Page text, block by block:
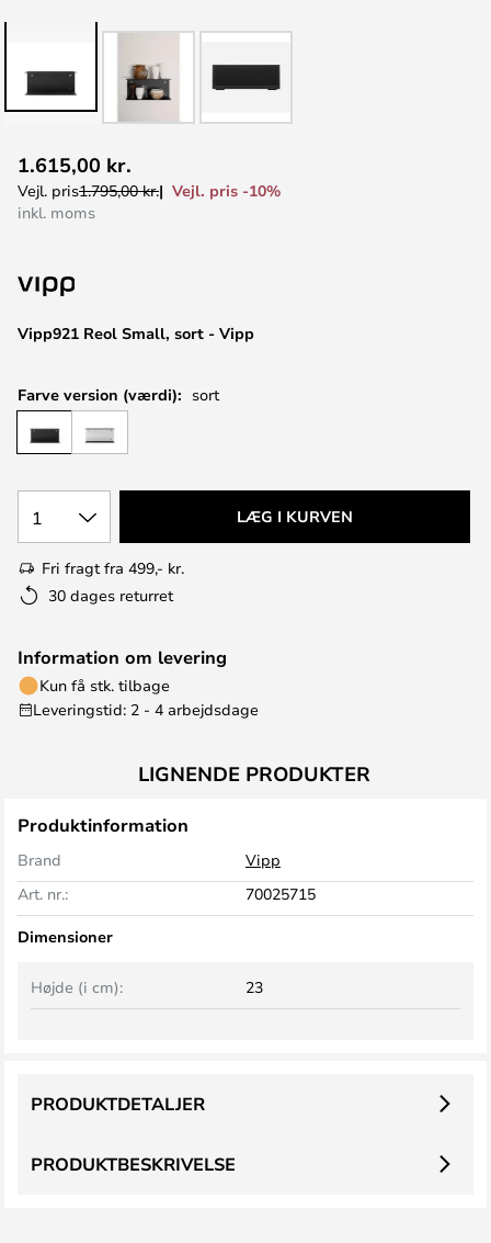
til
starten
Vipp921 Reol Small, sort - Vipp
1.615,00 kr.
Vejl. pris1.795,00 kr.
Vejl. pris -10%
inkl. moms
Farve version (værdi): sort
1 LÆG I KURVEN
Fri fragt fra 499,- kr.
30 dages returret
Information om levering
Kun få stk. tilbage
Leveringstid: 2 - 4 arbejdsdage
LIGNENDE PRODUKTER
Produktinformation
Brand
Vipp
Art. nr.:
70025715
Dimensioner
Højde (i cm): 23
PRODUKTBESKRIVELSE
PRODUKTDETALJER